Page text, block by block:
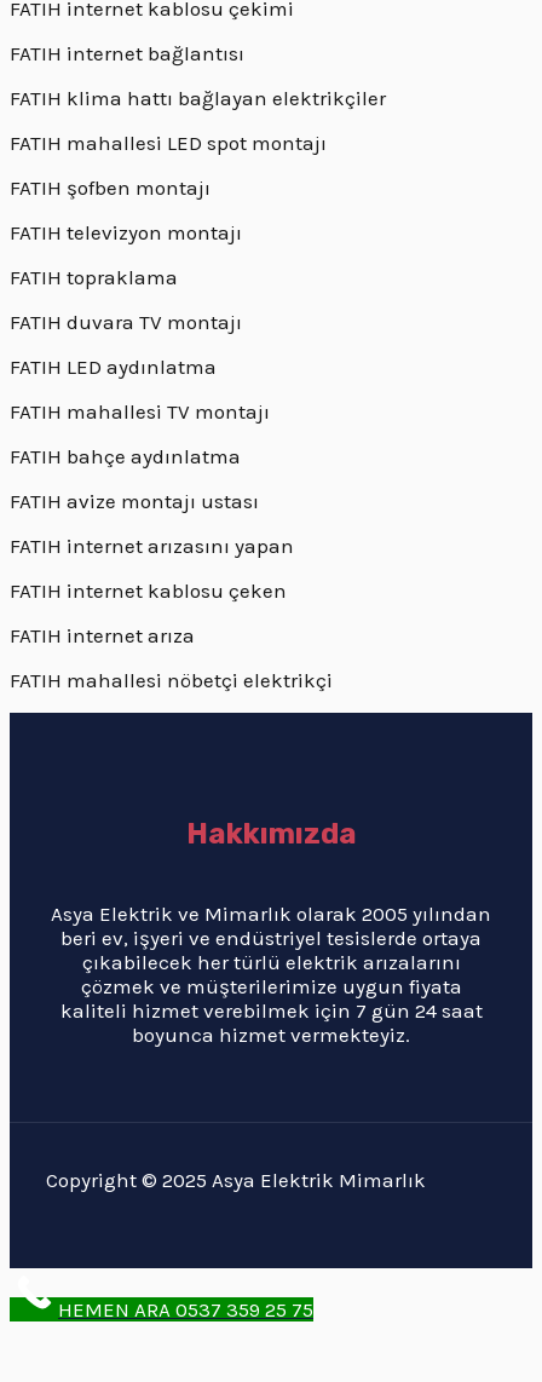
FATIH internet kablosu çekimi
FATIH internet bağlantısı
FATIH klima hattı bağlayan elektrikçiler
FATIH mahallesi LED spot montajı
FATIH şofben montajı
FATIH televizyon montajı
FATIH topraklama
FATIH duvara TV montajı
FATIH LED aydınlatma
FATIH mahallesi TV montajı
FATIH bahçe aydınlatma
FATIH avize montajı ustası
FATIH internet arızasını yapan
FATIH internet kablosu çeken
FATIH internet arıza
FATIH mahallesi nöbetçi elektrikçi
Hakkımızda
Asya Elektrik ve Mimarlık olarak 2005 yılından
beri ev, işyeri ve endüstriyel tesislerde ortaya
çıkabilecek her türlü elektrik arızalarını
çözmek ve müşterilerimize uygun fiyata
kaliteli hizmet verebilmek için 7 gün 24 saat
boyunca hizmet vermekteyiz.
Copyright © 2025 Asya Elektrik Mimarlık
HEMEN ARA 0537 359 25 75